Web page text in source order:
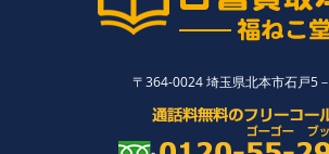
〒364-0024 埼玉県北本市石戸5